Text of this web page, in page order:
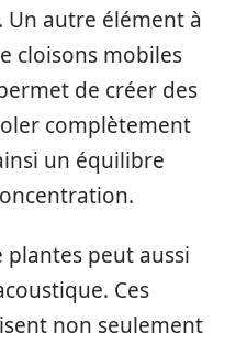
autre élément à
cloisons mobiles
de créer des
complètement
un équilibre
plantes peut aussi
Ces
non seulement